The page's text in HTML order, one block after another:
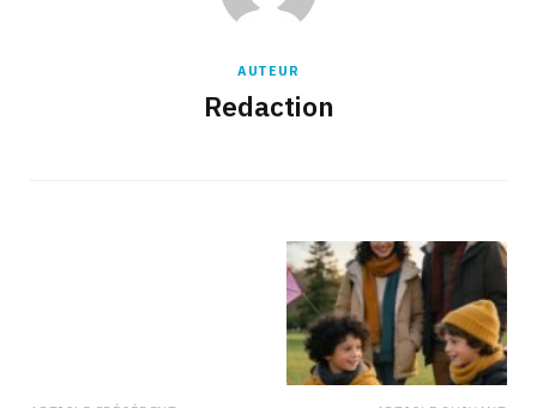
AUTEUR
Redaction